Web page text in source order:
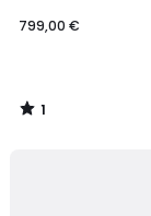
799,00 €
1
/